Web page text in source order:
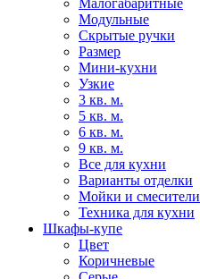
Малогабаритные
Модульные
Скрытые ручки
Размер
Мини-кухни
Узкие
3 кв. м.
5 кв. м.
6 кв. м.
9 кв. м.
Все для кухни
Варианты отделки
Мойки и смесители
Техника для кухни
Шкафы-купе
Цвет
Коричневые